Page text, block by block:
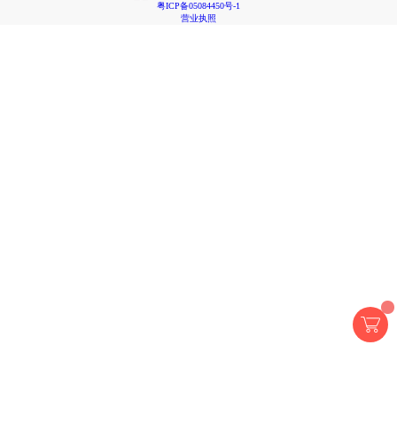
粤ICP备05084450号-1
营业执照